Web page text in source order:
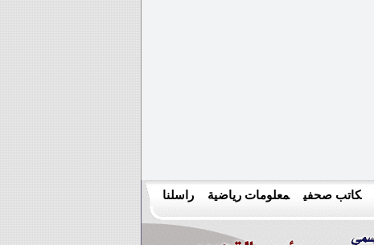
كاتب صحفي معلومات رياضية راسلنا